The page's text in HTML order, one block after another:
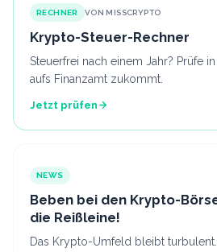
RECHNER VON MISSCRYPTO
Krypto-Steuer-Rechner
Steuerfrei nach einem Jahr? Prüfe
aufs Finanzamt zukommt.
Jetzt prüfen
NEWS
Beben bei den Krypto-
die Reißleine!
Das Krypto-Umfeld bleibt